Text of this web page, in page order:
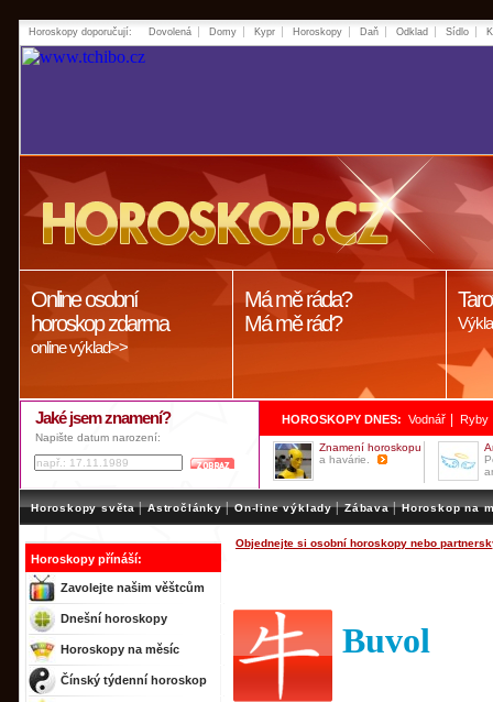
Horoskopy doporučují: Dovolená Domy Kypr Horoskopy Daň Odklad Sídlo
Online osobní
horoskop zdarma
online výklad>>
Má mě ráda?
Má mě rád?
Jaké jsem znamení?
Napište datum narození:
HOROSKOPY DNES: Vodnář Ryby
Znamení horoskopu
a havárie.
Horoskopy světa | Astročlánky | On-line výklady | Zábava | Horoskop na
Horoskopy přínáší:
Zavolejte našim věštcům
Dnešní horoskopy
Horoskopy na měsíc
Čínský týdenní horoskop
Objednejte si osobní horoskopy nebo
Buvol